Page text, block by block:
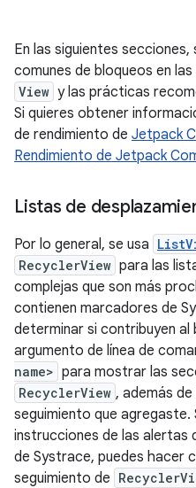
En las siguientes
comunes de bloqueos en
View y las prácticas
Si quieres obtener
de rendimiento de Jetpack
Rendimiento de Jetpack
Listas de
Por lo general, se usa
RecyclerView para las
complejas que son más
contienen marcadores de
determinar si contribuyen al
argumento de línea de
name> para mostrar las
RecyclerView , además
seguimiento que agregaste.
instrucciones de las alertas
de Systrace, puedes hacer
seguimiento de